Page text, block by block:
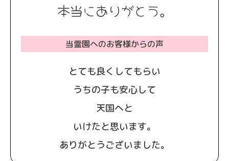
本当にありがとう。
当霊園へのお客様からの声
とても良くしてもらい
うちの子も安心して
天国へと
いけたと思います。
ありがとうございました。